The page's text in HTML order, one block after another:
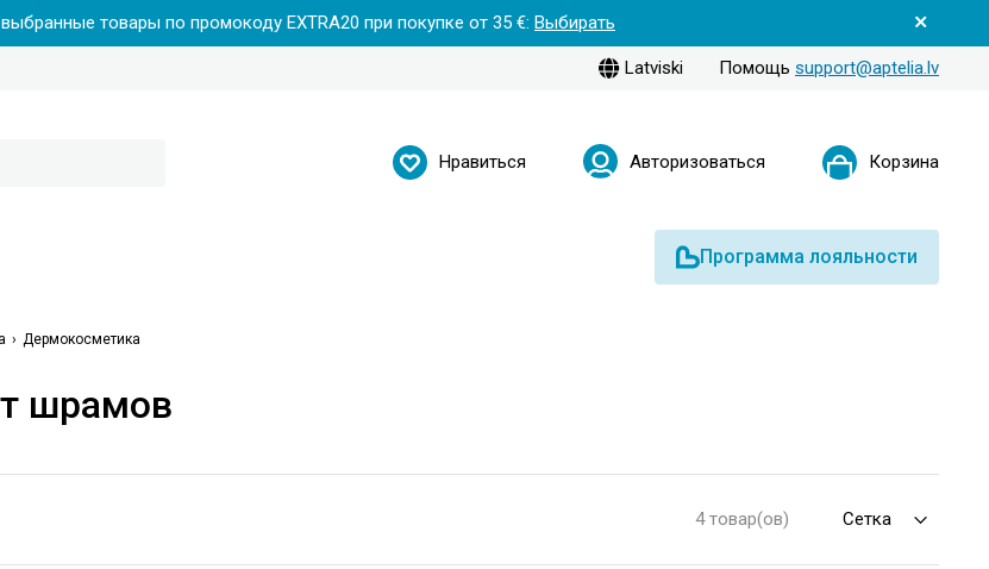
товары по промокоду EXTRA20 при покупке от 35 €: Выбирать
Latviski Помощь support@aptelia.lv
Нравиться Авторизоваться Корзина
Программа лояльности
Дермокосметика
шрамов
4 товар(ов)